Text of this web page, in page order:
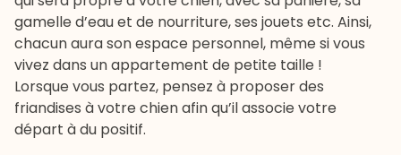
gamelle d’eau et de nourriture, ses jouets etc. Ainsi,
chacun aura son espace personnel, même si vous
vivez dans un appartement de petite taille !
Lorsque vous partez, pensez à proposer des
friandises à votre chien afin qu’il associe votre
départ à du positif.